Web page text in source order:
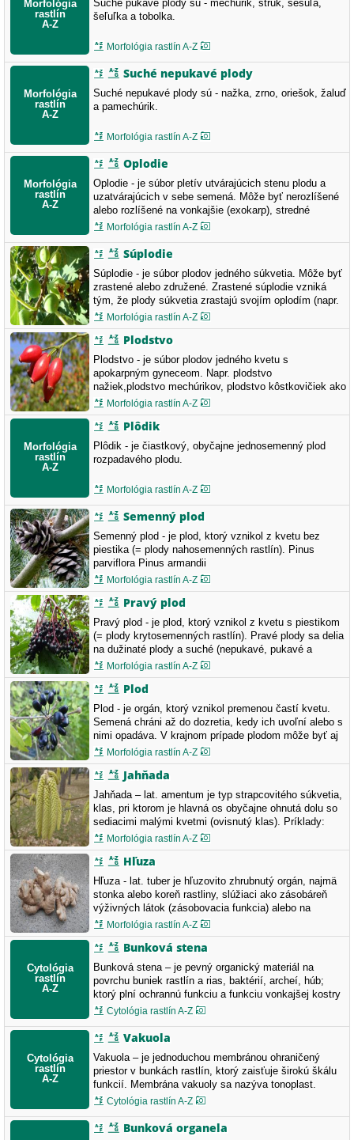
Suché pukavé plody sú - mechúrik, struk, šešuľa,
šeľuľka a tobolka.
Morfológia rastlín A-Z
Suché nepukavé plody
Suché nepukavé plody sú - nažka, zrno, oriešok, žaluď
a pamechúrik.
Morfológia rastlín A-Z
Oplodie
Oplodie - je súbor pletív utvárajúcich stenu plodu a
uzatvárajúcich v sebe semená. Môže byť nerozlíšené
alebo rozlíšené na vonkajšie (exokarp), stredné
(mezokarp) a vnútorné (endokarp). Podľa konzistencie
(sklerokarp) a dužinaté (sarkokarp).
Morfológia rastlín A-Z
Súplodie
Súplodie - je súbor plodov jedného súkvetia. Môže byť
zrastené alebo združené. Zrastené súplodie vzniká
tým, že plody súkvetia zrastajú svojím oplodím (napr.
dvojbobuľa). Združené súplodie vzniká tým, že ináč
voľné plody sú iba spojené, ale nezrastené (napr.
moruša, figa, súplodie bobúľ). Ficus carica
Morfológia rastlín A-Z
Plodstvo
Plodstvo - je súbor plodov jedného kvetu s
apokarpným gyneceom. Napr. plodstvo
nažiek,plodstvo mechúrikov, plodstvo kôstkovičiek ako
aj plodstvo jahody a plodstvo šípky. Rosa canina
Fragaria vesca
Morfológia rastlín A-Z
Plôdik
Plôdik - je čiastkový, obyčajne jednosemenný plod
rozpadavého plodu.
Morfológia rastlín A-Z
Semenný plod
Semenný plod - je plod, ktorý vznikol z kvetu bez
piestika (= plody nahosemenných rastlín). Pinus
parviflora Pinus armandii
Morfológia rastlín A-Z
Pravý plod
Pravý plod - je plod, ktorý vznikol z kvetu s piestikom
(= plody krytosemenných rastlín). Pravé plody sa delia
na dužinaté plody a suché (nepukavé, pukavé a
rozpadavé) plody. Sambucus nigra
Morfológia rastlín A-Z
Plod
Plod - je orgán, ktorý vznikol premenou častí kvetu.
Semená chráni až do dozretia, kedy ich uvoľní alebo s
nimi opadáva. V krajnom prípade plodom môže byť aj
semeno. Eleutherococcus lasiogyne Actinidia arguta
Photinia villosa Prunus persica Pyracantha coccinea
Duchesnea indica
Morfológia rastlín A-Z
Jahňada
Jahňada – lat. amentum je typ strapcovitého súkvetia,
klas, pri ktorom je hlavná os obyčajne ohnutá dolu so
sediacimi malými kvetmi (ovisnutý klas). Príklady:
topoľ, jelša, breza, vŕba, lieska, orech. Corylus
yunnanensis Corylus maxima Populus nigra Salix
udensis Alnus oblongifolia Ginkgo biloba
Morfológia rastlín A-Z
Hľuza
Hľuza - lat. tuber je hľuzovito zhrubnutý orgán, najmä
stonka alebo koreň rastliny, slúžiaci ako zásobáreň
výživných látok (zásobovacia funkcia) alebo na
vegetatívne rozmnožovanie rastliny (rozmnožovacia
funkcia): koreňová, pakoreňová, zemiaková, kvetinová
hľuza. Zingiber officinale Solanum tuberosum
Morfológia rastlín A-Z
Bunková stena
Bunková stena – je pevný organický materiál na
povrchu buniek rastlín a rias, baktérií, archeí, húb;
ktorý plní ochrannú funkciu a funkciu vonkajšej kostry
bunky. Ide o prvú pozorovanú bunkovú štruktúru na
svetelného mikroskopu ju na priečnom reze korkom v
Cytológia rastlín A-Z
Vakuola
Vakuola – je jednoduchou membránou ohraničený
priestor v bunkách rastlín, ktorý zaisťuje širokú škálu
funkcií. Membrána vakuoly sa nazýva tonoplast.
Cytológia rastlín A-Z
Bunková organela